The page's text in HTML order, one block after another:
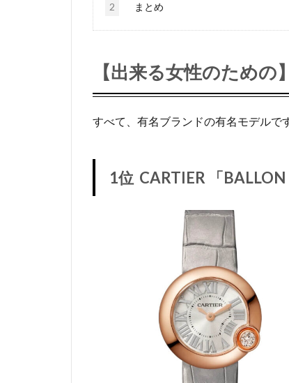
2 まとめ
【出来る女性のため
すべて、有名ブランドの有名モデルで
1位 CARTIER 「